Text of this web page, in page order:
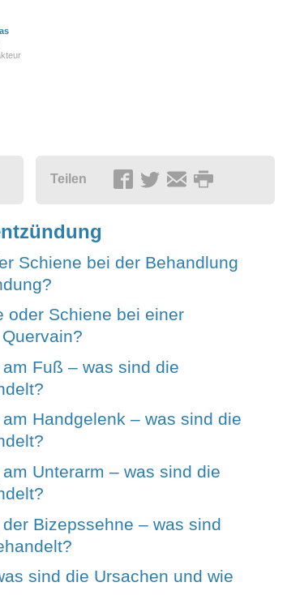
Teilen
Schiene bei der Behandlung
oder Schiene bei einer
Fuß – was sind die
Handgelenk – was sind die
Unterarm – was sind die
Bizepssehne – was sind
sind die Ursachen und wie